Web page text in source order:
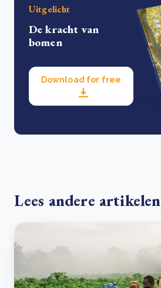
Uitgelicht
De kracht van
bomen
Download for free
Lees andere artikelen